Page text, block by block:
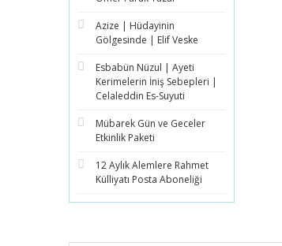
Azize | Hüdayinin
Gölgesinde | Elif Veske
Esbabün Nüzul | Ayeti
Kerimelerin İniş Sebepleri |
Celaleddin Es-Suyuti
Mübarek Gün ve Geceler
Etkinlik Paketi
12 Aylık Alemlere Rahmet
Külliyatı Posta Aboneliği